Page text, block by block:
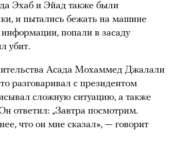
Эхаб и Эйад также были
и пытались бежать на машине
попали в засаду
убит.
Асада Мохаммед Джалали
разговаривал с президентом
сложную ситуацию, а также
ответил: „Завтра посмотрим.
что он мне сказал», — говорит